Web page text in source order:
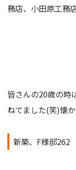
務店、小田原工務
皆さんの20歳の時
ねてました(笑)懐
新築、F様邸262